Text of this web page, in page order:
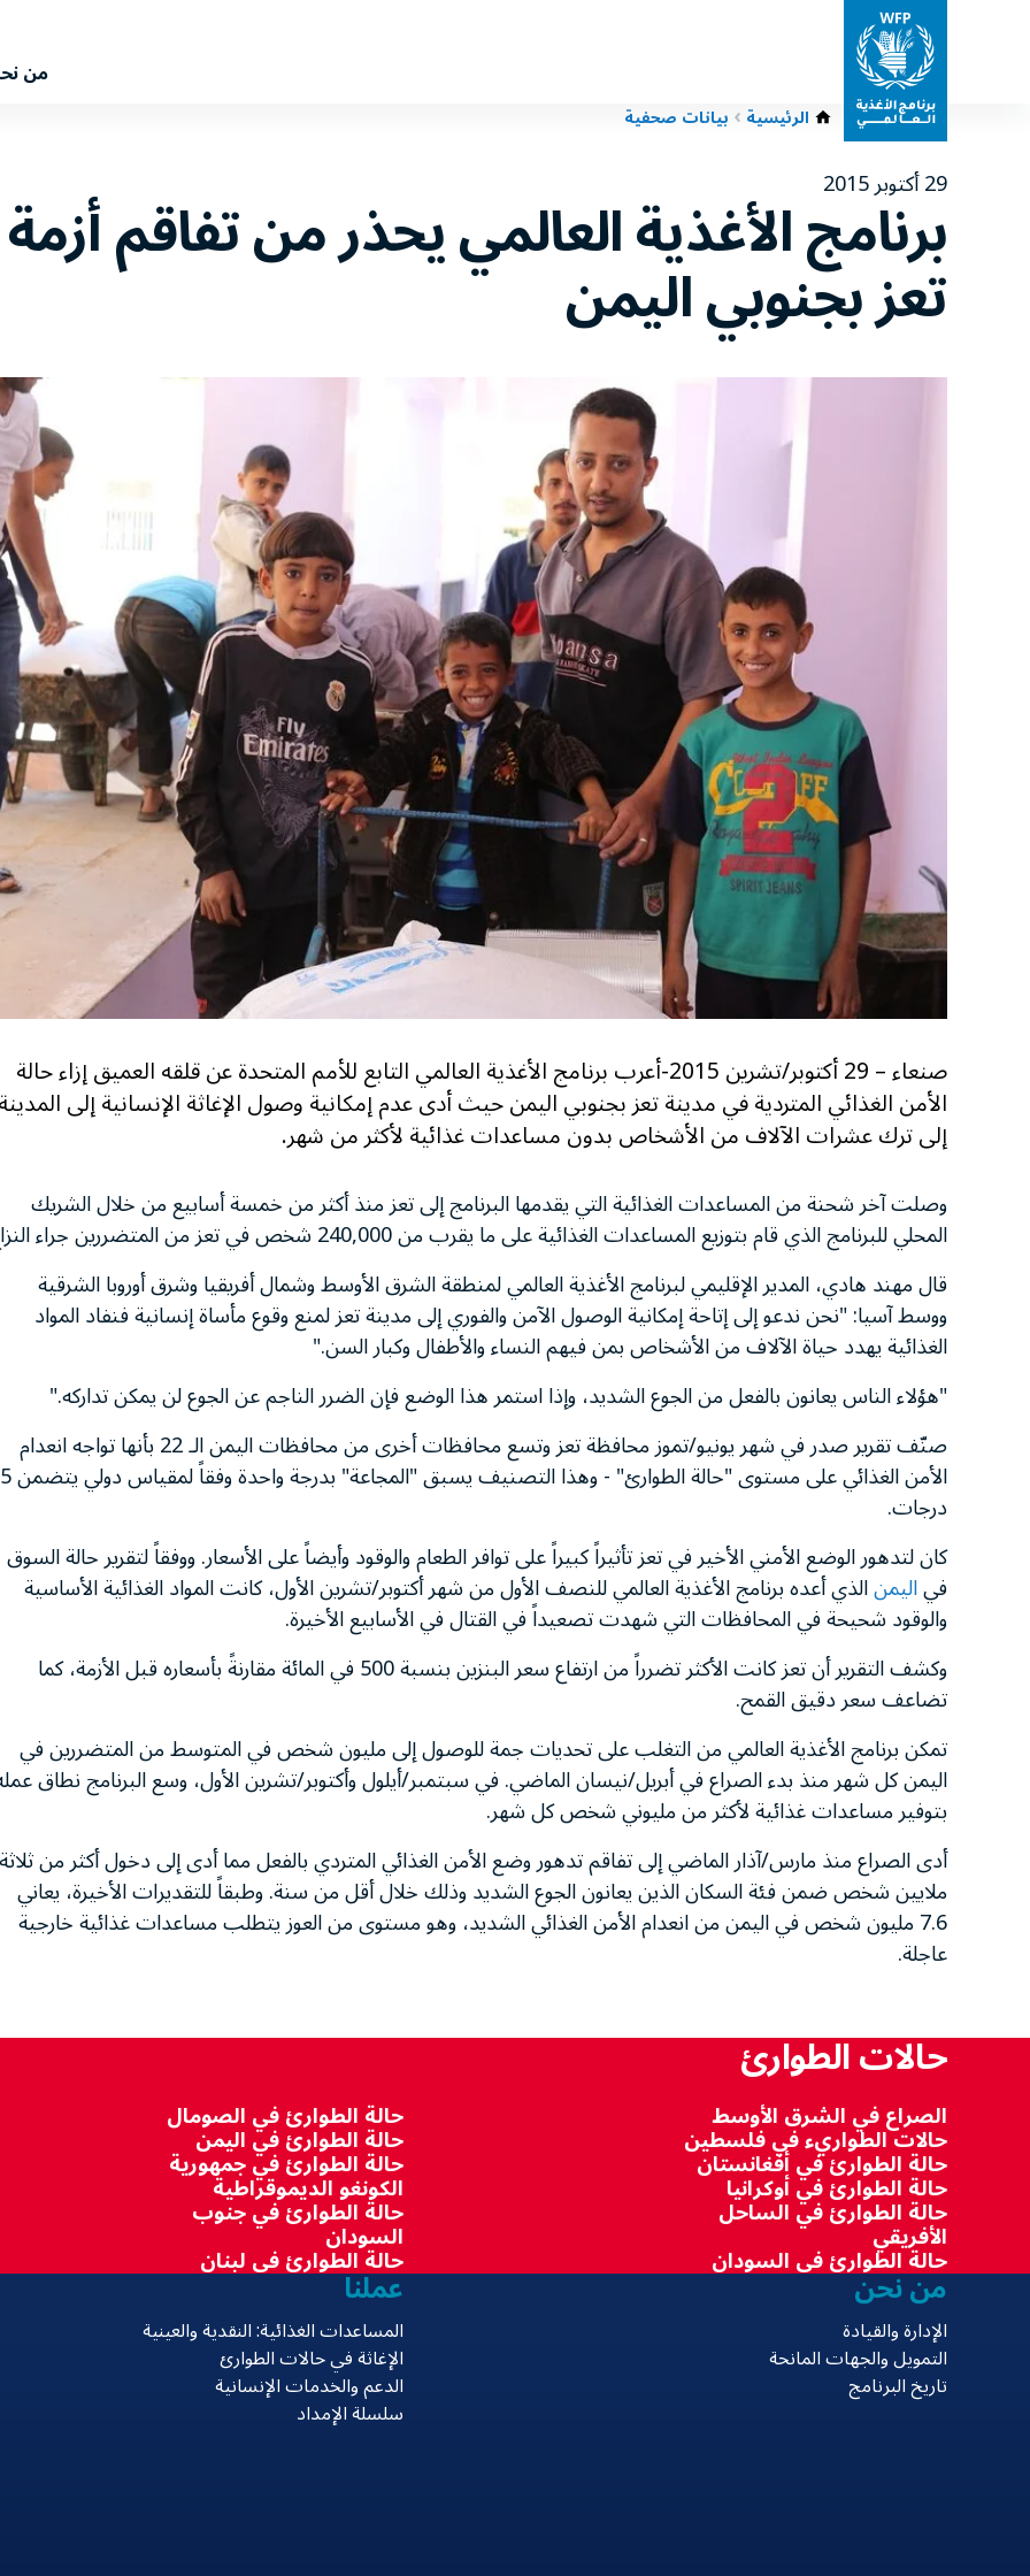
من
الرئيسية بيانات صحفية
29 أكتوبر 2015
برنامج الأغذية العالمي يحذر من تفاقم
تعز بجنوبي اليمن
صنعاء – 29 أكتوبر/تشرين 2015-أعرب برنامج الأغذية العالمي التابع للأمم المتحدة عن قلقه العميق إزاء حالة
الأمن الغذائي المتردية في مدينة تعز بجنوبي اليمن حيث أدى عدم إمكانية وصول الإغاثة الإنسانية إلى
إلى ترك عشرات الآلاف من الأشخاص بدون مساعدات غذائية لأكثر من شهر.
وصلت آخر شحنة من المساعدات الغذائية التي يقدمها البرنامج إلى تعز منذ أكثر من خمسة أسابيع من خلال الشريك
المحلي للبرنامج الذي قام بتوزيع المساعدات الغذائية على ما يقرب من 240,000 شخص في تعز من المتضررين جراء النزاع.
قال مهند هادي، المدير الإقليمي لبرنامج الأغذية العالمي لمنطقة الشرق الأوسط وشمال أفريقيا وشرق أوروبا الشرقية
ووسط آسيا: "نحن ندعو إلى إتاحة إمكانية الوصول الآمن والفوري إلى مدينة تعز لمنع وقوع مأساة إنسانية فنفاد المواد
الغذائية يهدد حياة الآلاف من الأشخاص بمن فيهم النساء والأطفال وكبار السن."
"هؤلاء الناس يعانون بالفعل من الجوع الشديد، وإذا استمر هذا الوضع فإن الضرر الناجم عن الجوع لن يمكن تداركه."
صنّف تقرير صدر في شهر يونيو/تموز محافظة تعز وتسع محافظات أخرى من محافظات اليمن الـ 22 بأنها تواجه انعدام
الأمن الغذائي على مستوى "حالة الطوارئ" - وهذا التصنيف يسبق "المجاعة" بدرجة واحدة وفقاً لمقياس دولي يتضمن 5
درجات.
كان لتدهور الوضع الأمني الأخير في تعز تأثيراً كبيراً على توافر الطعام والوقود وأيضاً على الأسعار. ووفقاً لتقرير حالة السوق
فياليمنالذي أعده برنامج الأغذية العالمي للنصف الأول من شهر أكتوبر/تشرين الأول، كانت المواد الغذائية الأساسية
والوقود شحيحة في المحافظات التي شهدت تصعيداً في القتال في الأسابيع الأخيرة.
وكشف التقرير أن تعز كانت الأكثر تضرراً من ارتفاع سعر البنزين بنسبة 500 في المائة مقارنةً بأسعاره قبل الأزمة، كما
تضاعف سعر دقيق القمح.
تمكن برنامج الأغذية العالمي من التغلب على تحديات جمة للوصول إلى مليون شخص في المتوسط من المتضررين في
اليمن كل شهر منذ بدء الصراع في أبريل/نيسان الماضي. في سبتمبر/أيلول وأكتوبر/تشرين الأول، وسع البرنامج نطاق
بتوفير مساعدات غذائية لأكثر من مليوني شخص كل شهر.
أدى الصراع منذ مارس/آذار الماضي إلى تفاقم تدهور وضع الأمن الغذائي المتردي بالفعل مما أدى إلى دخول أكثر من ثلاثة
ملايين شخص ضمن فئة السكان الذين يعانون الجوع الشديد وذلك خلال أقل من سنة. وطبقاً للتقديرات الأخيرة، يعاني
7.6 مليون شخص في اليمن من انعدام الأمن الغذائي الشديد، وهو مستوى من العوز يتطلب مساعدات غذائية خارجية
عاجلة.
حالات الطوارئ
الصراع في الشرق الأوسط
حالات الطواريء في فلسطين
حالة الطوارئ في أفغانستان
حالة الطوارئ في أوكرانيا
حالة الطوارئ في الساحل
الأفريقي
حالة الطوارئ في السودان
حالة الطوارئ في الصومال
حالة الطوارئ في اليمن
حالة الطوارئ في جمهورية
الكونغو الديموقراطية
حالة الطوارئ في جنوب
السودان
حالة الطوارئ في لبنان من نحن
الإدارة والقيادة
التمويل والجهات المانحة
تاريخ البرنامج
عملنا
المساعدات الغذائية: النقدية والعينية
الإغاثة في حالات الطوارئ
الدعم والخدمات الإنسانية
سلسلة الإمداد